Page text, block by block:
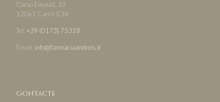
Corso Einaudi, 10
12061 Carrù (CN)
Tel: +39 (0173) 75318
Email: info@farmaciaandreis.it
Contacts